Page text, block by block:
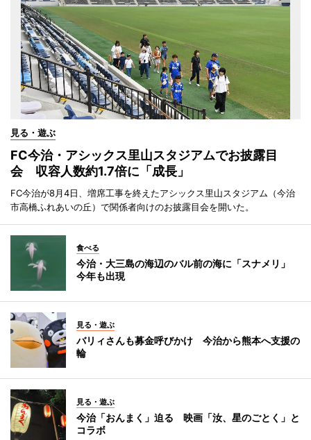
見る・遊ぶ
FC今治・アシックス里山スタジアムでお披露目
会 収容人数約1.7倍に「成長」
FC今治が8月4日、増席工事を終えたアシックス里山スタジアム（今治
市高橋ふれあいの丘）で関係者向けのお披露目会を開いた。
食べる
今治・大三島の海辺のバル前の海に「スナメリ」
今年も出現
見る・遊ぶ
バリィさんも募金呼びかけ 今治から熊本へ支援の
輪
見る・遊ぶ
今治「おんまく」迫る 映画「汝、星のごとく」と
コラボ